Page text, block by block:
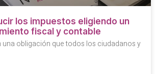
los impuestos eligiendo un
fiscal y contable
una obligación que todos los ciudadanos y